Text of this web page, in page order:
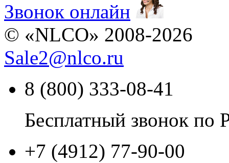
Звонок онлайн
© «NLCO» 2008-2026
Sale2@nlco.ru
8 (800) 333-08-41
Бесплатный звонок по
+7 (4912) 77-90-00